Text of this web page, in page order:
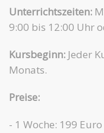
Unterrichtszeiten:
9:00 bis 12:00 Uhr
Kursbeginn: Jeder
Monats.
Preise:
- 1 Woche: 199 Euro